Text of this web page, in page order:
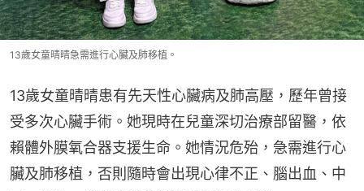
13歲女童晴晴急需進行心臟及肺移植。
13歲女童晴晴患有先天性心臟病及肺高壓，歷年曾接
受多次心臟手術。她現時在兒童深切治療部留醫，依
賴體外膜氧合器支援生命。她情況危殆，急需進行心
臟及肺移植，否則隨時會出現心律不正、腦出血、中